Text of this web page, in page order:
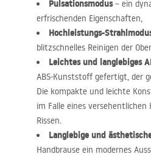
Pulsationsmodus– ein
erfrischenden Eigenschaften,
Hochleistungs-
blitzschnelles Reinigen der
Leichtes und langlebiges
ABS-Kunststoff gefertigt, der
Die kompakte und leichte
im Falle eines versehentlichen
Rissen.
Langlebige und
Handbrause ein modernes